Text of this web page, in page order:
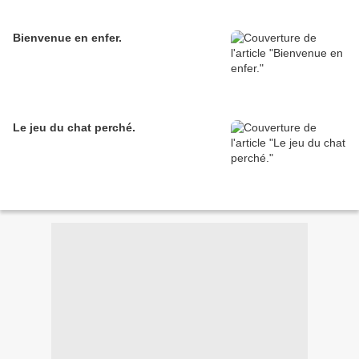
Bienvenue en enfer.
Le jeu du chat perché.